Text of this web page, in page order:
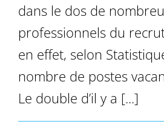
dans le dos de
professionnels du
en effet, selon
nombre de postes
Le double d’il y a [...]